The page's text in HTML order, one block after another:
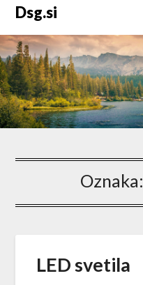
Skip
content
Dsg.si
Oznaka:
LED svetila